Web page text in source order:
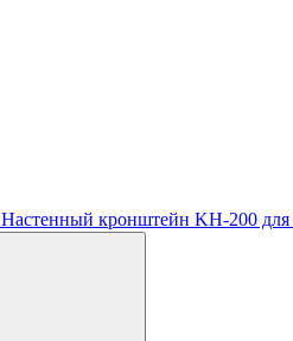
Настенный кронштейн KH-200